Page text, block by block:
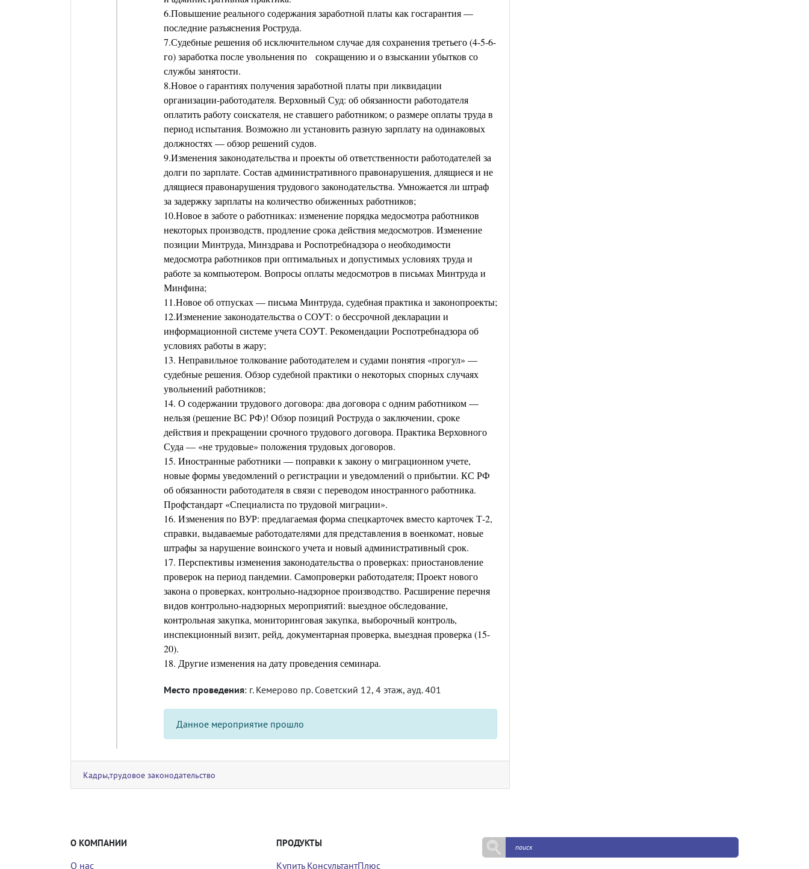
6.Повышение реального содержания заработной платы как госгарантия —
последние разъяснения Роструда.
7.Судебные решения об исключительном случае для сохранения третьего (4-5-6-
го) заработка после увольнения по сокращению и о взыскании убытков со
службы занятости.
8.Новое о гарантиях получения заработной платы при ликвидации
организации-работодателя. Верховный Суд: об обязанности работодателя
оплатить работу соискателя, не ставшего работником; о размере оплаты труда в
период испытания. Возможно ли установить разную зарплату на одинаковых
должностях — обзор решений судов.
9.Изменения законодательства и проекты об ответственности работодателей за
долги по зарплате. Состав административного правонарушения, длящиеся и не
длящиеся правонарушения трудового законодательства. Умножается ли штраф
за задержку зарплаты на количество обиженных работников;
10.Новое в заботе о работниках: изменение порядка медосмотра работников
некоторых производств, продление срока действия медосмотров. Изменение
позиции Минтруда, Минздрава и Роспотребнадзора о необходимости
медосмотра работников при оптимальных и допустимых условиях труда и
работе за компьютером. Вопросы оплаты медосмотров в письмах Минтруда и
Минфина;
11.Новое об отпусках — письма Минтруда, судебная практика и законопроекты;
12.Изменение законодательства о СОУТ: о бессрочной декларации и
информационной системе учета СОУТ. Рекомендации Роспотребнадзора об
условиях работы в жару;
13. Неправильное толкование работодателем и судами понятия «прогул» —
судебные решения. Обзор судебной практики о некоторых спорных случаях
увольнений работников;
14. О содержании трудового договора: два договора с одним работником —
нельзя (решение ВС РФ)! Обзор позиций Роструда о заключении, сроке
действия и прекращении срочного трудового договора. Практика Верховного
Суда — «не трудовые» положения трудовых договоров.
15. Иностранные работники — поправки к закону о миграционном учете,
новые формы уведомлений о регистрации и уведомлений о прибытии. КС РФ
об обязанности работодателя в связи с переводом иностранного работника.
Профстандарт «Специалиста по трудовой миграции».
16. Изменения по ВУР: предлагаемая форма спецкарточек вместо карточек Т-2,
справки, выдаваемые работодателями для представления в военкомат, новые
штрафы за нарушение воинского учета и новый административный срок.
17. Перспективы изменения законодательства о проверках: приостановление
проверок на период пандемии. Самопроверки работодателя; Проект нового
закона о проверках, контрольно-надзорное производство. Расширение перечня
видов контрольно-надзорных мероприятий: выездное обследование,
контрольная закупка, мониторинговая закупка, выборочный контроль,
инспекционный визит, рейд, документарная проверка, выездная проверка (15-
20).
18. Другие изменения на дату проведения семинара.
Место проведения: г. Кемерово пр. Советский 12, 4 этаж, ауд. 401
Данное мероприятие прошло
Кадры,трудовое законодательство
О КОМПАНИИ
О нас
ПРОДУКТЫ
Купить КонсультантПлюс